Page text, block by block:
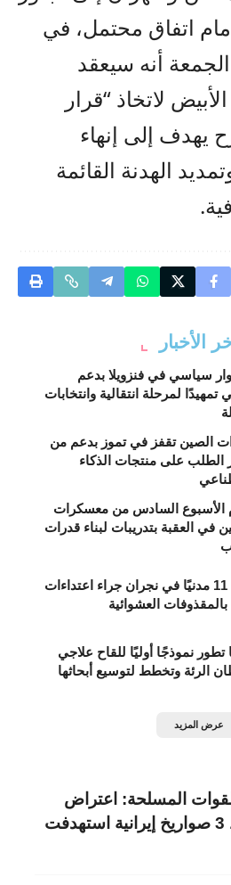
اتفاق محتمل، في
أنه سيعقد
لاتخاذ “قرار
يهدف إلى إنهاء
الهدنة القائمة
الأخبار
سياسي في فنزويلا بدعم
تمهيدًا لمرحلة انتقالية وانتخابات
الصين تقفز في تموز بدعم من
الطلب على منتجات الذكاء
الأسبوع السادس من معسكرات
في العقبة بتدريبات لبناء قدرات
إصابة 11 مدنيًا في نجران جراء اعتداءات
بالمقذوفات العشوائية
تطور نموذجًا أوليًا للقاح علاجي
الرئة وتخطط لتوسيع أبحاثها
عرض المزيد
المسلحة: اعتراض
وإسقاط 3 صواريخ إيرانية استهدفت